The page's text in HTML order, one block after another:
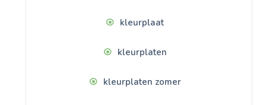
kleurplaat
kleurplaten
kleurplaten zomer